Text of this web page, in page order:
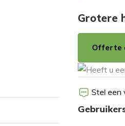
Grotere
Offerte
Stel een